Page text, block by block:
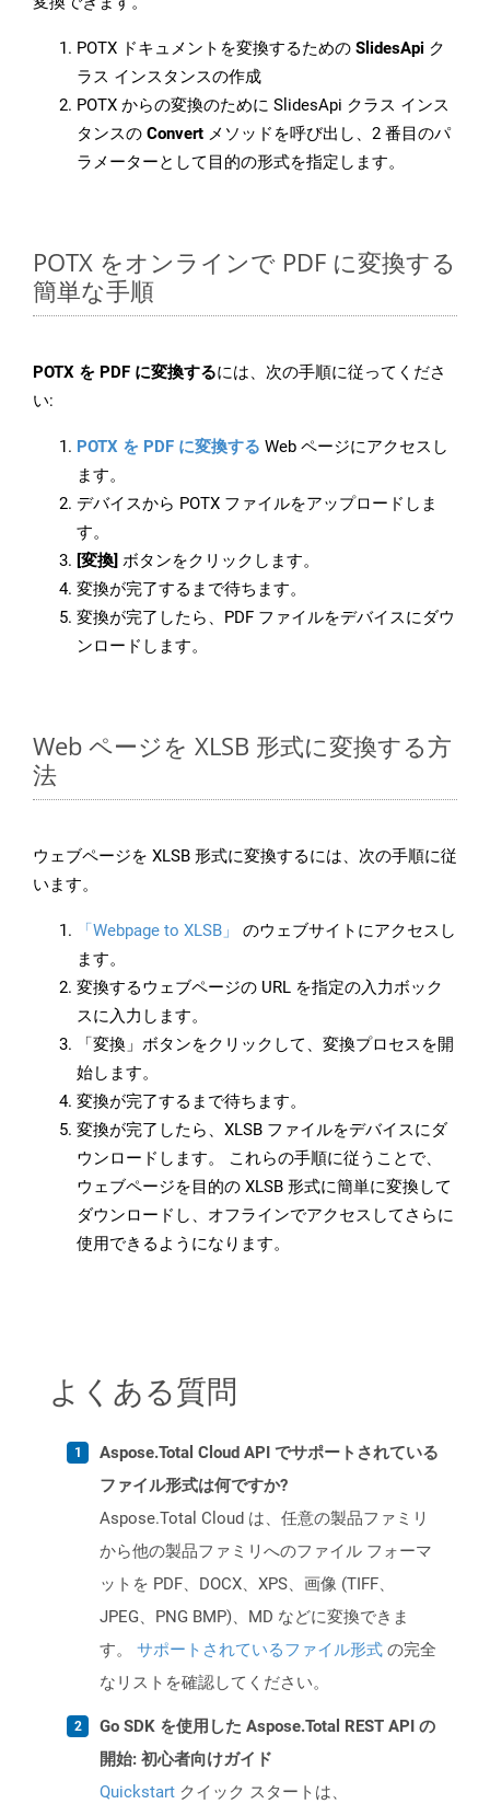
POTX ドキュメントを変換するための SlidesApi ク
ラス インスタンスの作成
POTX からの変換のために SlidesApi クラス インス
タンスの Convert メソッドを呼び出し、2 番目のパ
ラメーターとして目的の形式を指定します。
POTX をオンラインで PDF に変換する
簡単な手順
POTX を PDF に変換するには、次の手順に従ってくださ
い:
POTX を PDF に変換する Web ページにアクセスし
ます。
デバイスから POTX ファイルをアップロードしま
す。
[変換] ボタンをクリックします。
変換が完了するまで待ちます。
変換が完了したら、PDF ファイルをデバイスにダウ
ンロードします。
Web ページを XLSB 形式に変換する方
法
ウェブページを XLSB 形式に変換するには、次の手順に従
います。
「Webpage to XLSB」
のウェブサイトにアクセスし
ます。
変換するウェブページの URL を指定の入力ボック
スに入力します。
「変換」ボタンをクリックして、変換プロセスを開
始します。
変換が完了するまで待ちます。
変換が完了したら、XLSB ファイルをデバイスにダ
ウンロードします。 これらの手順に従うことで、
ウェブページを目的の XLSB 形式に簡単に変換して
ダウンロードし、オフラインでアクセスしてさらに
使用できるようになります。
よくある質問
Aspose.Total Cloud API でサポートされている
ファイル形式は何ですか?
Aspose.Total Cloud は、任意の製品ファミリ
から他の製品ファミリへのファイル フォーマ
ットを PDF、DOCX、XPS、画像 (TIFF、
JPEG、PNG BMP)、MD などに変換できま
す。 サポートされているファイル形式 の完全
なリストを確認してください。
Go SDK を使用した Aspose.Total REST API の
開始: 初心者向けガイド
Quickstart クイック スタートは、